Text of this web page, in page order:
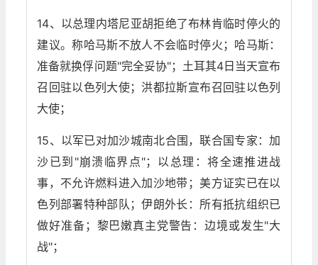
14、以总理内塔尼亚胡拒绝了布林肯临时停火的
建议。称哈马斯不放人不会临时停火；哈马斯：
准备就换俘问题"完全妥协"；土耳其4日当天宣布
召回驻以色列大使；洪都拉斯宣布召回驻以色列
大使；
15、以军已对加沙城南北合围，联合国专家：加
沙已到"崩溃临界点"；以总理：将全速推进战
事，不允许燃料进入加沙地带；美方证实已在以
色列部署特种部队；伊朗外长：所有抵抗组织已
做好准备；黎巴嫩真主党警告：边境或发生"大
战"；